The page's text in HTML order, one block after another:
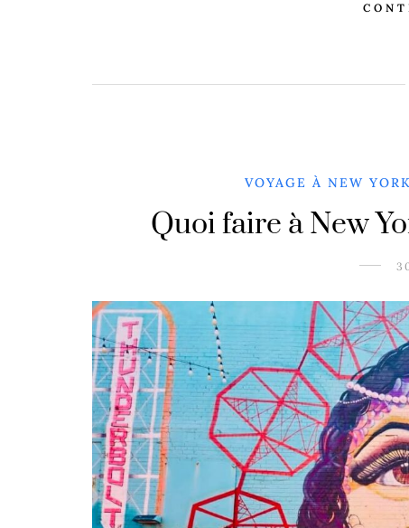
VOYAGE À NEW YORK
Quoi faire à New